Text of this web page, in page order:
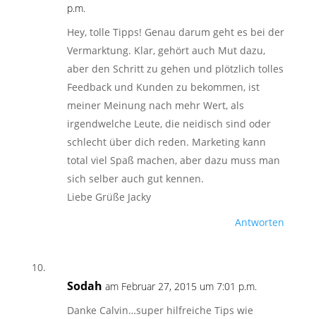
p.m.
Hey, tolle Tipps! Genau darum geht es bei der
Vermarktung. Klar, gehört auch Mut dazu,
aber den Schritt zu gehen und plötzlich tolles
Feedback und Kunden zu bekommen, ist
meiner Meinung nach mehr Wert, als
irgendwelche Leute, die neidisch sind oder
schlecht über dich reden. Marketing kann
total viel Spaß machen, aber dazu muss man
sich selber auch gut kennen.
Liebe Grüße Jacky
Antworten
Sodah am Februar 27, 2015 um 7:01 p.m.
Danke Calvin…super hilfreiche Tips wie